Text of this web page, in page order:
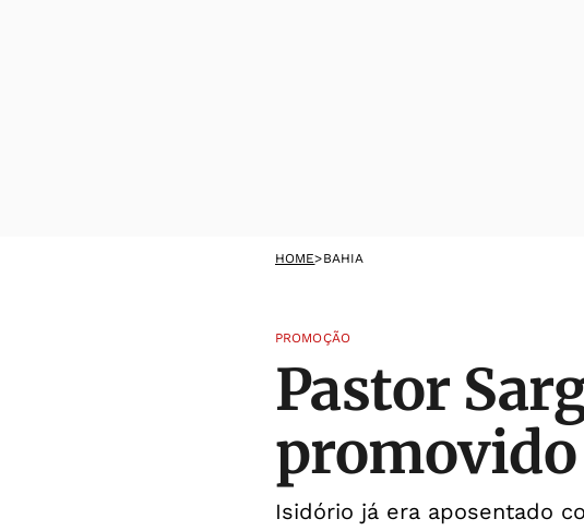
HOME>BAHIA
PROMOÇÃO
Pastor
promovido
Isidório já era aposentado